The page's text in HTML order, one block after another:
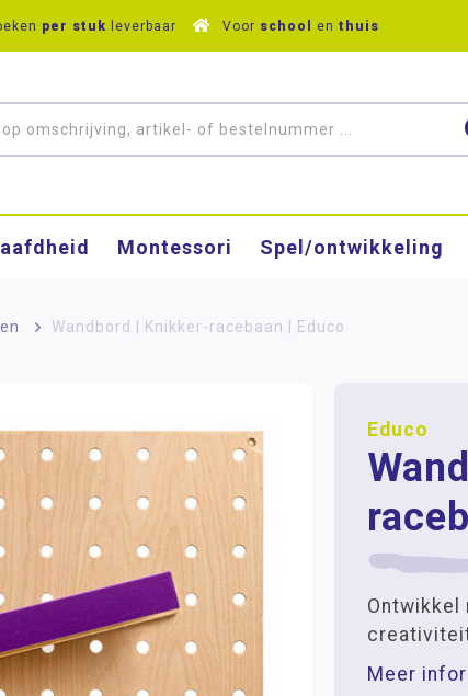
per stuk leverbaar Voor school en thuis
Montessori Spel/ontwikkeling
> Wandbord | Knikker-racebaan | Educo
Educo
Meer